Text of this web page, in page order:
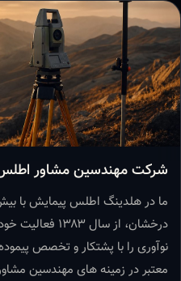
شرکت مهندسین مشاور
ما در هلدینگ اطلس پیمایش با
درخشان، از سال
نوآوری را با پشتکار و تخصص
معتبر در زمینه های مهندسین